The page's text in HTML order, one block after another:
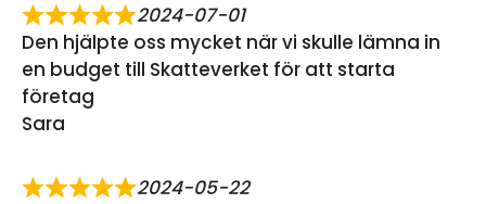
2024-07-01
Den hjälpte oss mycket när vi skulle lämna in
en budget till Skatteverket för att starta
företag
Sara
2024-05-22